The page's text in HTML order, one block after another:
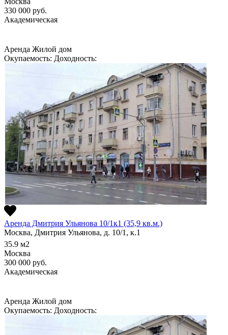
330 000 руб.
Академическая
Аренда Жилой дом
Окупаемость: Доходность:
Аренда Дмитрия Ульянова 10/1к1 (35,9 кв.м.)
Москва, Дмитрия Ульянова, д. 10/1, к.1
35.9 м2
Москва
300 000 руб.
Академическая
Аренда Жилой дом
Окупаемость: Доходность: